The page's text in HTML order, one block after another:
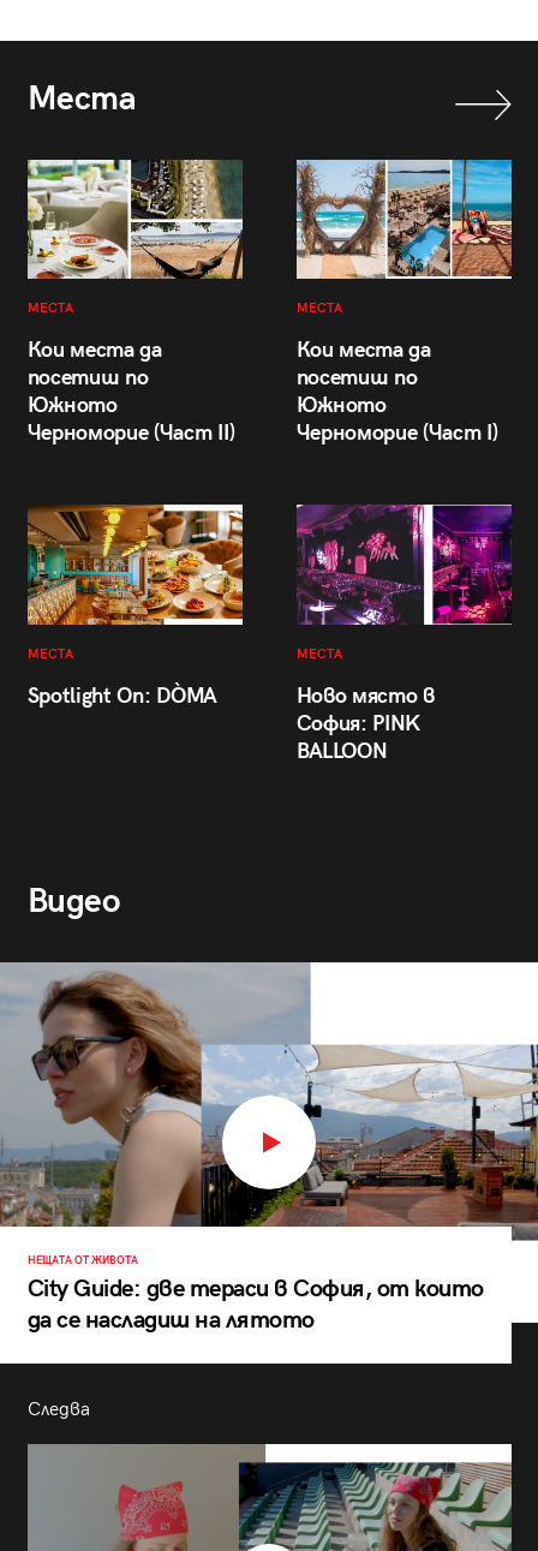
Места
МЕСТА
Кои места да
посетиш по
Южното
Черноморие (Част II)
МЕСТА
Кои места да
посетиш по
Южното
Черноморие (Част I)
МЕСТА
Spotlight On: DÒMA
МЕСТА
Ново място в
София: PINK
BALLOON
Видео
НЕЩАТА ОТ ЖИВОТА
City Guide: две тераси в София, от които
да се насладиш на лятото
Следва